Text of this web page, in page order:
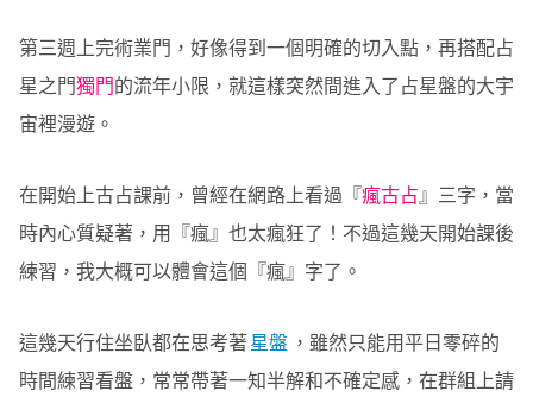
第三週上完術業門，好像得到一個明確的切入點，再搭配占
星之門獨門的流年小限，就這樣突然間進入了占星盤的大宇
宙裡漫遊。
在開始上古占課前，曾經在網路上看過『瘋古占』三字，當
時內心質疑著，用『瘋』也太瘋狂了！不過這幾天開始課後
練習，我大概可以體會這個『瘋』字了。
這幾天行住坐臥都在思考著星盤 ，雖然只能用平日零碎的
時間練習看盤，常常帶著一知半解和不確定感，在群組上請